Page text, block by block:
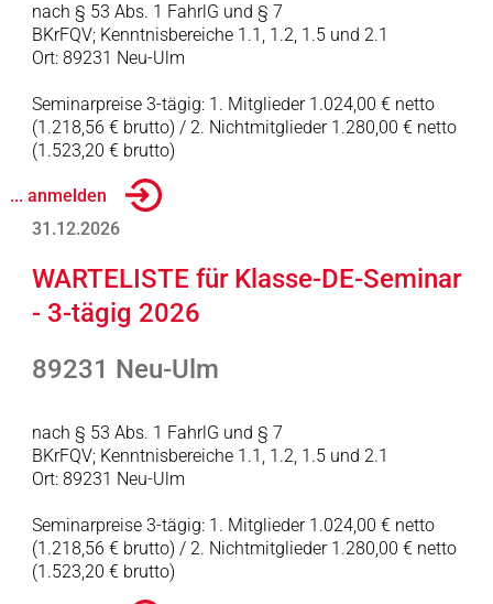
nach § 53 Abs. 1 FahrlG und § 7
BKrFQV; Kenntnisbereiche 1.1, 1.2, 1.5 und 2.1
Ort: 89231 Neu-Ulm
Seminarpreise 3-tägig: 1. Mitglieder 1.024,00 € netto
(1.218,56 € brutto) / 2. Nichtmitglieder 1.280,00 € netto
(1.523,20 € brutto)
... anmelden
31.12.2026
WARTELISTE für Klasse-DE-Seminar
- 3-tägig 2026
89231 Neu-Ulm
nach § 53 Abs. 1 FahrlG und § 7
BKrFQV; Kenntnisbereiche 1.1, 1.2, 1.5 und 2.1
Ort: 89231 Neu-Ulm
Seminarpreise 3-tägig: 1. Mitglieder 1.024,00 € netto
(1.218,56 € brutto) / 2. Nichtmitglieder 1.280,00 € netto
(1.523,20 € brutto)